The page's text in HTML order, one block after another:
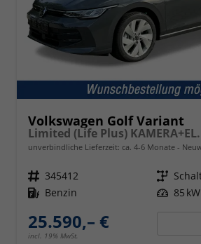
Volkswagen Golf Variant
unverbindliche Lieferzeit: ca. 4-6 Monate
Fahrzeugnr. 345412 Getriebe
Kraftstoff Benzin Leistung 85
25.590,– €
incl. 19% MwSt.